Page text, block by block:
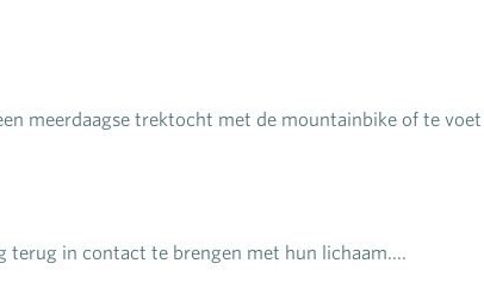
meerdaagse trektocht met de mountainbike of te
in contact te brengen met hun lichaam....